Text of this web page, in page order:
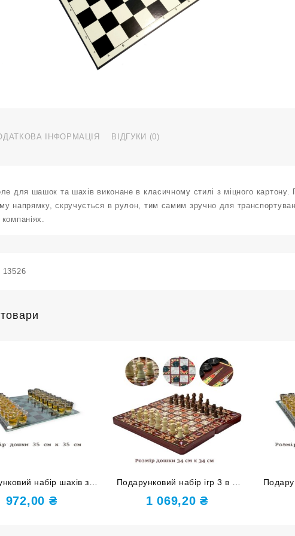
ІНФОРМАЦІЯ ВІДГУКИ (0)
для шашок та шахів виконане в класичному стилі з міцного
напрямку, скручується в рулон, тим самим зручно для
13526
набір шахів зі
дошкою 35х35 см та
чарками 086L
972,00 ₴
Подарунковий набір ігр 3 в 1
Kaleidoscope red 34х34 G-
1206-C
1 069,20₴